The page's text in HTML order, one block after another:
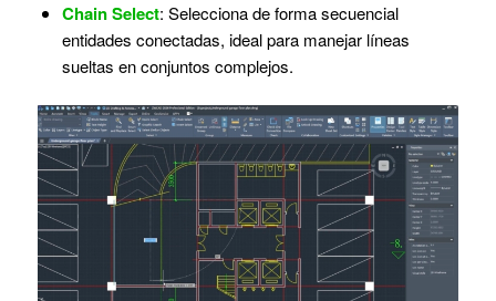
Chain Select: Selecciona de forma secuencial
entidades conectadas, ideal para manejar líneas
sueltas en conjuntos complejos.